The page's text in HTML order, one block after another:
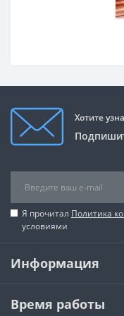
Хотите
Я прочитал Политика
условиями
Информация
Время работы